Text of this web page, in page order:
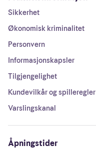
Sikkerhet
Økonomisk kriminalitet
Personvern
Informasjonskapsler
Tilgjengelighet
Kundevilkår og spilleregler
Varslingskanal
Åpningstider